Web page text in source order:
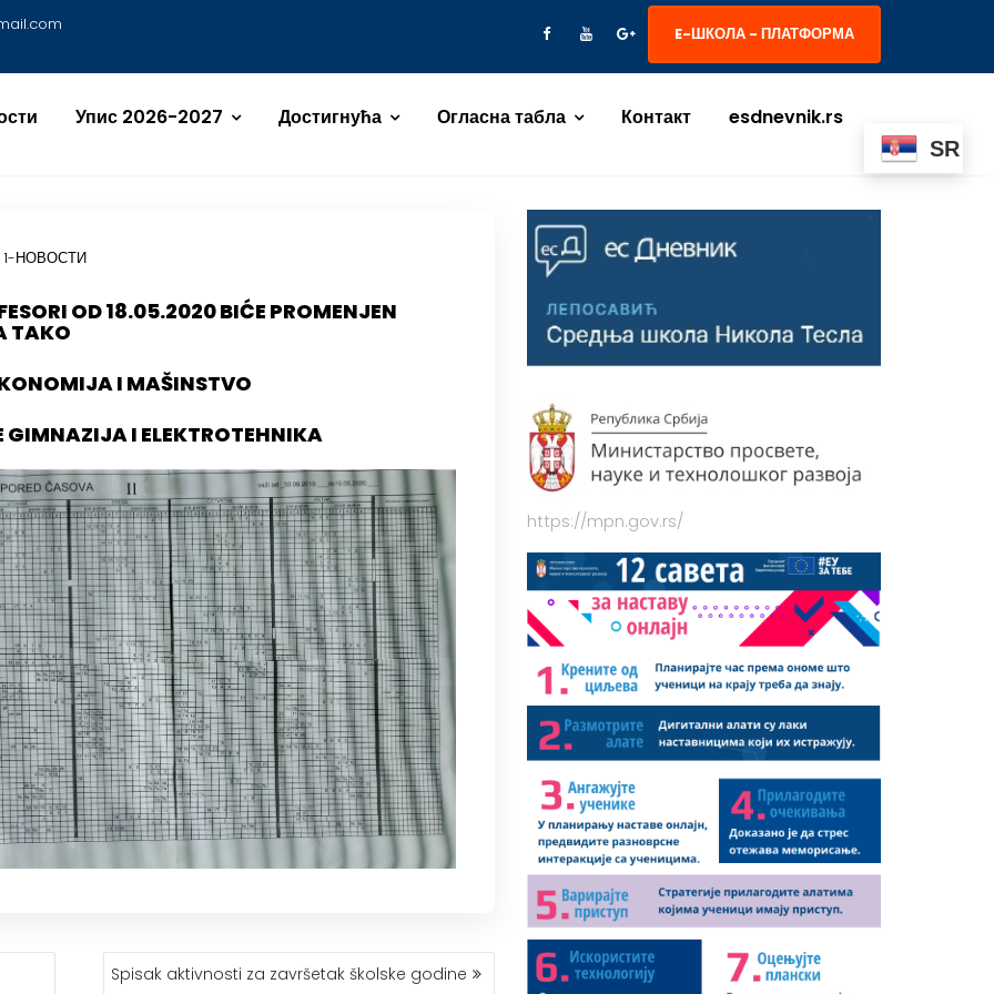
E-ШКОЛА - ПЛАТФОРМА
Упис 2026-2027 Достигнућа Огласна табла Контакт esdnevnik.rs
SR
1-НОВОСТИ
OD 18.05.2020 BIĆE PROMENJEN
TAKO
I MAŠINSTVO
GIMNAZIJA I ELEKTROTEHNIKA
Spisak aktivnosti za završetak školske godine
https://mpn.gov.rs/